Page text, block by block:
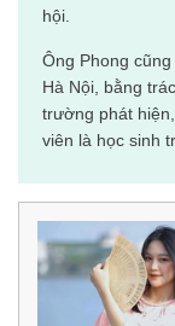
hội.
Ông Phong
Hà Nội, bằng
trường phát
viên là học sinh